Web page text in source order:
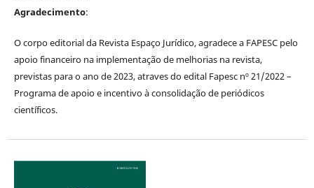
Agradecimento:
O corpo editorial da Revista Espaço Jurídico, agradece a FAPESC pelo
apoio financeiro na implementação de melhorias na revista,
previstas para o ano de 2023, atraves do edital Fapesc nº 21/2022 –
Programa de apoio e incentivo à consolidação de periódicos
científicos.